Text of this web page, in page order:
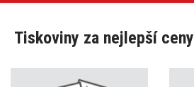
Tiskoviny za nejlepší ceny